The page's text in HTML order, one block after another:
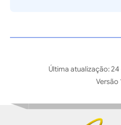
Última atualização:
Versão